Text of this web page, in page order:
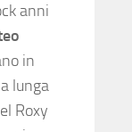
anni
in
lunga
Roxy